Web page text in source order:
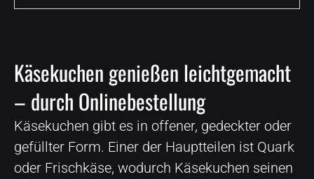
Käsekuchen genießen leichtgemacht
– durch Onlinebestellung
Käsekuchen gibt es in offener, gedeckter oder
gefüllter Form. Einer der Hauptteilen ist Quark
oder Frischkäse, wodurch Käsekuchen seinen